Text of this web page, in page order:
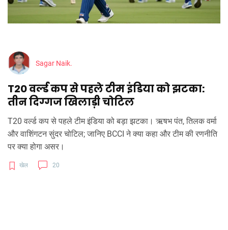
Sagar Naik.
T20 वर्ल्ड कप से पहले टीम इंडिया को झटका:
तीन दिग्गज खिलाड़ी चोटिल
T20 वर्ल्ड कप से पहले टीम इंडिया को बड़ा झटका। ऋषभ पंत, तिलक वर्मा
और वाशिंगटन सुंदर चोटिल; जानिए BCCI ने क्या कहा और टीम की रणनीति
पर क्या होगा असर।
खेल 20